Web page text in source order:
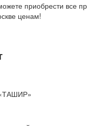
приобрести все
ценам!